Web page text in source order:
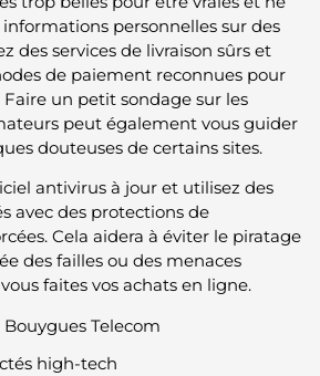
personnelles sur des
des services de livraison sûrs et
de paiement reconnues pour
un petit sondage sur les
peut également vous guider
douteuses de certains sites.
antivirus à jour et utilisez des
avec des protections de
Cela aidera à éviter le piratage
des failles ou des menaces
faites vos achats en ligne.
Telecom
high-tech